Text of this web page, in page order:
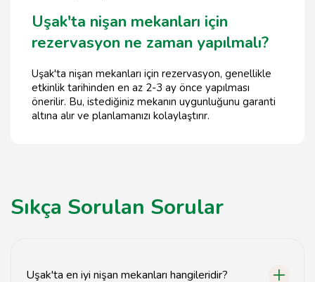
Uşak'ta nişan mekanları için
rezervasyon ne zaman yapılmalı?
Uşak'ta nişan mekanları için rezervasyon, genellikle
etkinlik tarihinden en az 2-3 ay önce yapılması
önerilir. Bu, istediğiniz mekanın uygunluğunu garanti
altına alır ve planlamanızı kolaylaştırır.
Sıkça Sorulan Sorular
Uşak'ta en iyi nişan mekanları hangileridir?